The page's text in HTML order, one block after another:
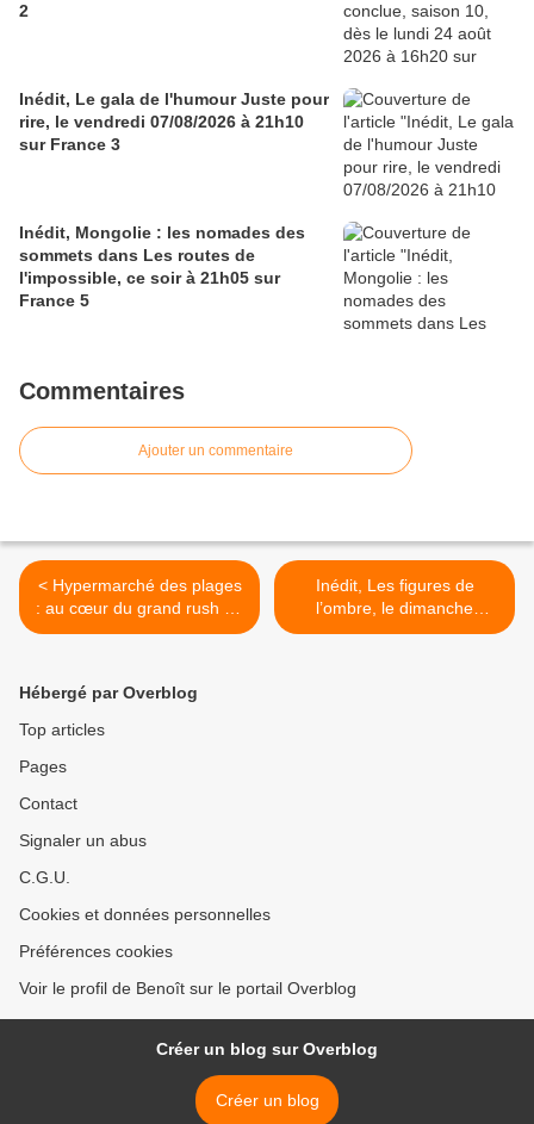
2
Inédit, Le gala de l'humour Juste pour
rire, le vendredi 07/08/2026 à 21h10
sur France 3
Inédit, Mongolie : les nomades des
sommets dans Les routes de
l'impossible, ce soir à 21h05 sur
France 5
Commentaires
Ajouter un commentaire
< Hypermarché des plages
: au cœur du grand rush de
l'été, ce soir à 21h05 sur
Inédit, Les figures de
l’ombre, le dimanche
08/09/2019 à 21h05 sur
Hébergé par Overblog
Top articles
Pages
Contact
Signaler un abus
C.G.U.
Cookies et données personnelles
Préférences cookies
Voir le profil de Benoît sur le portail Overblog
Créer un blog sur Overblog
Créer un blog